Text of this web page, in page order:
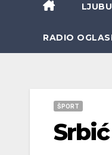
RADIO
ŠPORT